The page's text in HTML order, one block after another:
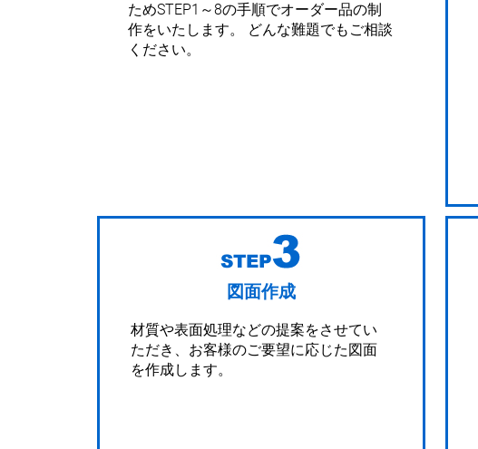
ためSTEP1～8の手順でオーダー品の制
作をいたします。 どんな難題でもご相談
ください。
図面作成
材質や表面処理などの提案をさせてい
ただき、お客様のご要望に応じた図面
を作成します。